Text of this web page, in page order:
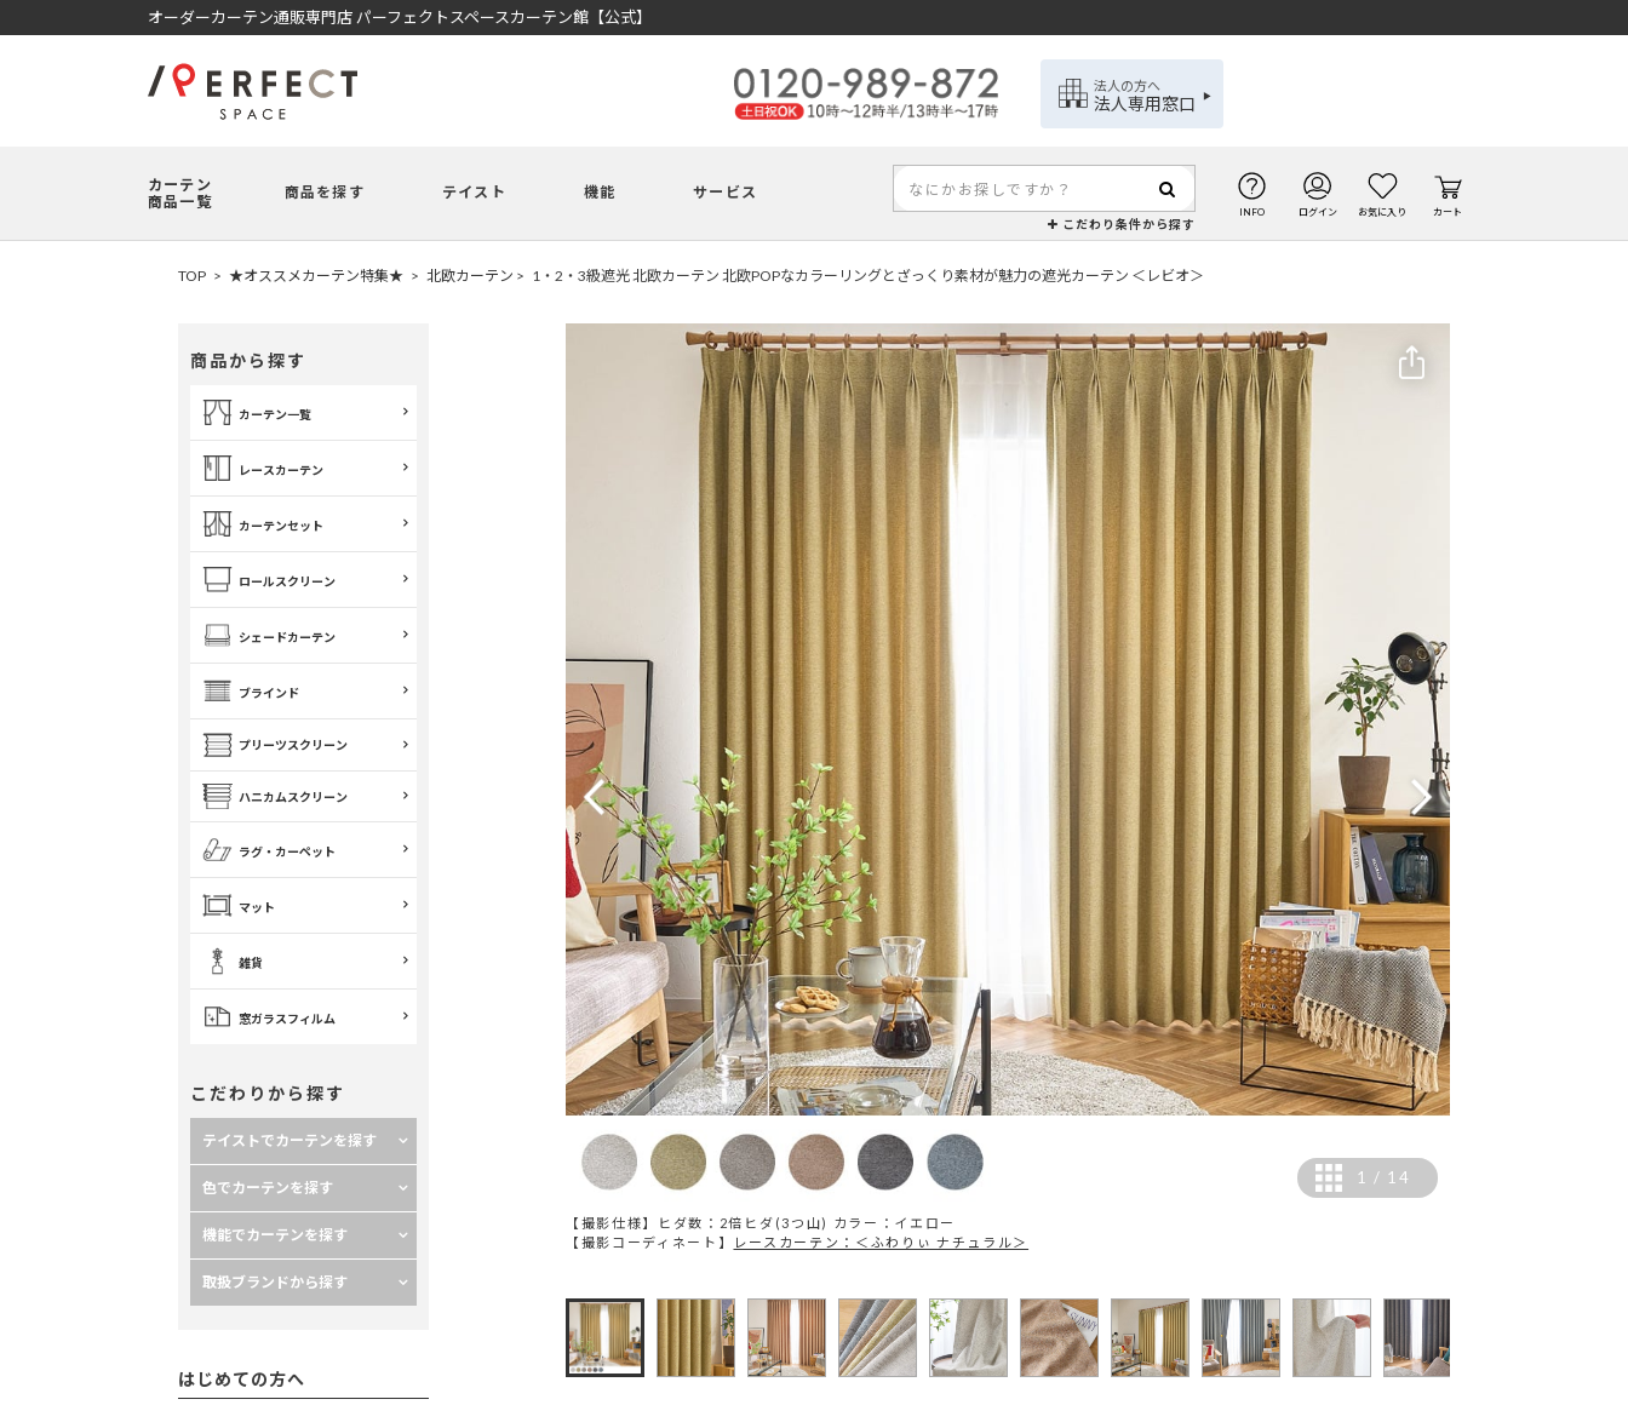
オーダーカーテン通販専門店 パーフェクトスペースカーテン館【公式】
法人の方へ
法人専用窓口
カーテン
商品一覧
商品を探す テイスト 機能 サービス
こだわり条件から探す
INFO ログイン お気に入り カート
TOP ★オススメカーテン特集★ 北欧カーテン 1・2・3級遮光 北欧カーテン 北欧POPなカラーリングとざっくり素材が魅力の遮光カーテン ＜レビオ＞
商品から探す
カーテン一覧
レースカーテン
カーテンセット
ロールスクリーン
シェードカーテン
ブラインド
プリーツスクリーン
ハニカムスクリーン
ラグ・カーペット
マット
雑貨
窓ガラスフィルム
こだわりから探す
テイストでカーテンを探す
色でカーテンを探す
機能でカーテンを探す
取扱ブランドから探す
はじめての方へ
【撮影仕様】ヒダ数：2倍ヒダ(3つ山) カラー：イエロー
【撮影コーディネート】
レースカーテン：＜ふわりぃ ナチュラル＞
1 / 14